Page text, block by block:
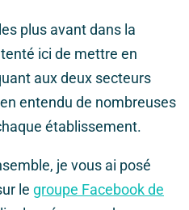
plus avant dans la
ici de mettre en
aux deux secteurs
entendu de nombreuses
établissement.
je vous ai posé
le groupe Facebook de